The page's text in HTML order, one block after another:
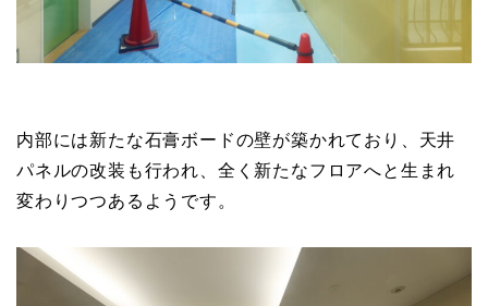
内部には新たな石膏ボードの壁が築かれており、天井
パネルの改装も行われ、全く新たなフロアへと生まれ
変わりつつあるようです。